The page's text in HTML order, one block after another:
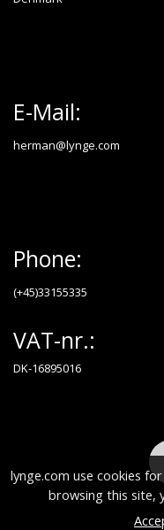
lynge.com use cookies
browsing this site,
E-Mail:
herman@lynge.com
Phone:
(+45)33155335
VAT-nr.:
DK-16895016